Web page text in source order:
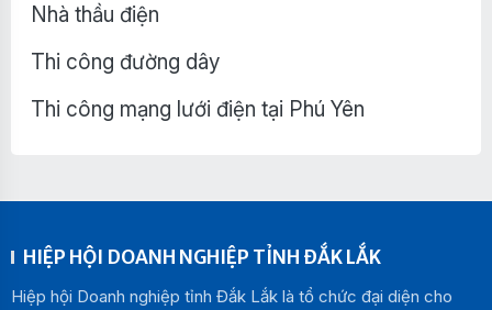
Nhà thầu điện
Thi công đường dây
Thi công mạng lưới điện tại Phú Yên
HIỆP HỘI DOANH NGHIỆP TỈNH ĐẮK LẮK
Hiệp hội Doanh nghiệp tỉnh Đắk Lắk là tổ chức đại diện cho